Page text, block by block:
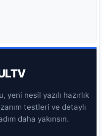
yeni nesil yazılı hazırlık
testleri ve detaylı
daha yakınsın.